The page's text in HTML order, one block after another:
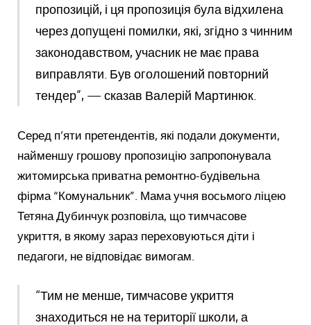
пропозицій, і ця пропозиція була відхилена
через допущені помилки, які, згідно з чинним
законодавством, учасник не має права
виправляти. Був оголошений повторний
тендер”, — сказав Валерій Мартинюк.
Серед п’яти претендентів, які подали документи,
найменшу грошову пропозицію запропонувала
житомирська приватна ремонтно-будівельна
фірма “Комунальник”. Мама учня восьмого ліцею
Тетяна Дубинчук розповіла, що тимчасове
укриття, в якому зараз переховуються діти і
педагоги, не відповідає вимогам.
“Тим не менше, тимчасове укриття
знаходиться не на території школи, а